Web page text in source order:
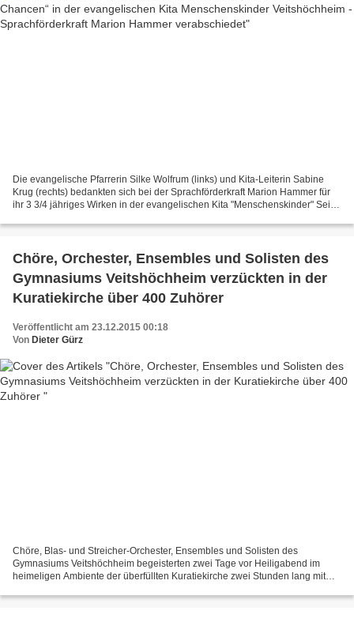
Die evangelische Pfarrerin Silke Wolfrum (links) und Kita-Leiterin Sabine
Krug (rechts) bedankten sich bei der Sprachförderkraft Marion Hammer für
ihr 3 3/4 jähriges Wirken in der evangelischen Kita "Menschenskinder" Seit
Chöre, Orchester, Ensembles und Solisten des
Gymnasiums Veitshöchheim verzückten in der
Kuratiekirche über 400 Zuhörer
Veröffentlicht am 23.12.2015 00:18
Von Dieter Gürz
Chöre, Blas- und Streicher-Orchester, Ensembles und Solisten des
Gymnasiums Veitshöchheim begeisterten zwei Tage vor Heiligabend im
heimeligen Ambiente der überfüllten Kuratiekirche zwei Stunden lang mit